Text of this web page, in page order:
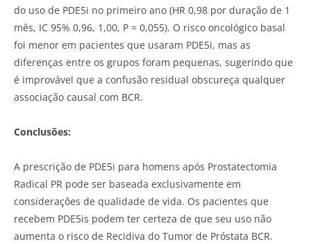
do uso de PDE5i no primeiro ano (HR 0,98 por duração de 1
mês, IC 95% 0,96, 1,00, P = 0,055). O risco oncológico basal
foi menor em pacientes que usaram PDE5i, mas as
diferenças entre os grupos foram pequenas, sugerindo que
é improvável que a confusão residual obscureça qualquer
associação causal com BCR.
Conclusões:
A prescrição de PDE5i para homens após Prostatectomia
Radical PR pode ser baseada exclusivamente em
considerações de qualidade de vida. Os pacientes que
recebem PDE5is podem ter certeza de que seu uso não
aumenta o risco de Recidiva do Tumor de Próstata BCR.